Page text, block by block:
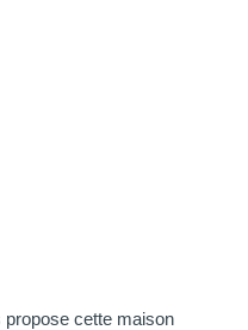
cette maison